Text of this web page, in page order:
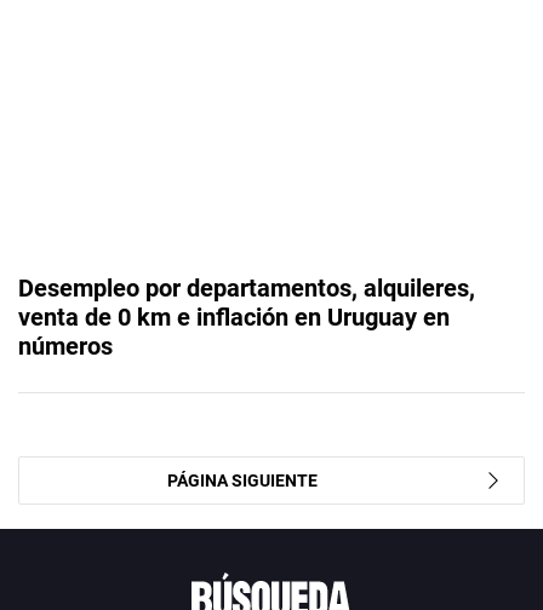
Desempleo por departamentos, alquileres,
venta de 0 km e inflación en Uruguay en
números
PÁGINA SIGUIENTE